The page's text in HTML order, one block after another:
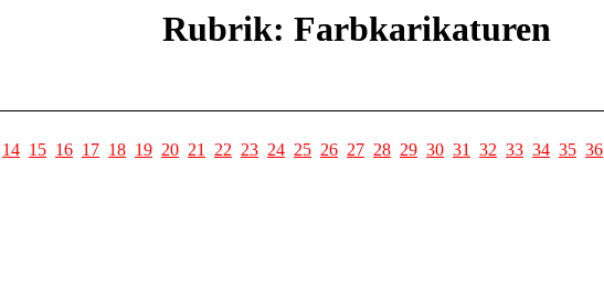
Rubrik: Farbkarikaturen
14 15 16 17 18 19 20 21 22 23 24 25 26 27 28 29 30 31 32 33 34 35 36